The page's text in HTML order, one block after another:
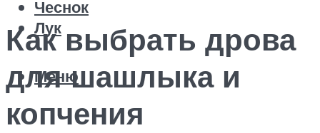
Чеснок
Лук
Меню
Как выбрать дрова
для шашлыка и
копчения